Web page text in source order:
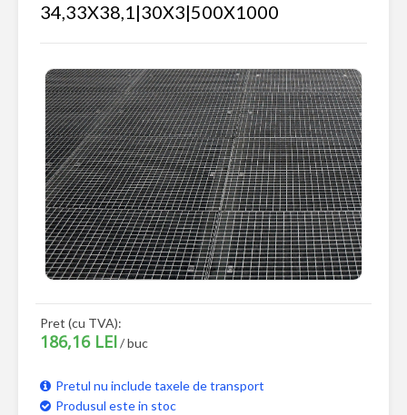
34,33X38,1|30X3|500X1000
Pret (cu TVA):
186,16 LEI/ buc
Pretul nu include taxele de transport
Produsul este in stoc